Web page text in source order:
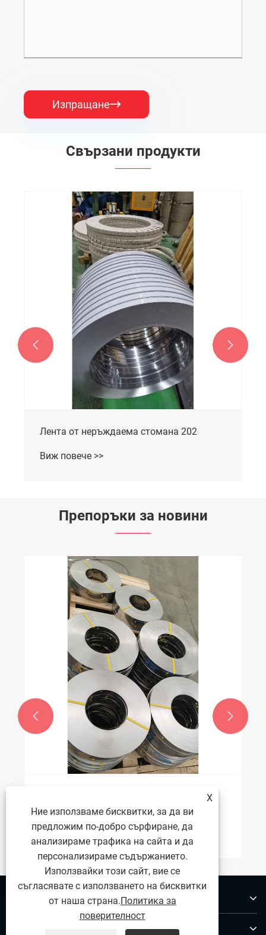
Изпращане
Свързани продукти
Лента от неръждаема стомана 202
Виж повече >>
 
Препоръки за новини
Какви са разликите между 316 лента от
неръждаема стомана и 304 лента от
неръждаема стомана в
производителността и приложението?
Виж повече >>
 
X
Ние използваме бисквитки, за да ви
предложим по-добро сърфиране, да
анализираме трафика на сайта и да
персонализираме съдържанието.
Използвайки този сайт, вие се
съгласявате с използването на бисквитки
от наша страна.Политика за
поверителност